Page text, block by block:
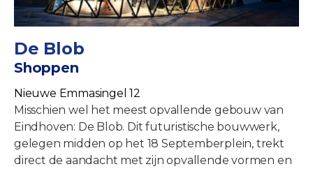
De Blob
Shoppen
Nieuwe Emmasingel 12
Misschien wel het meest opvallende gebouw van
Eindhoven: De Blob. Dit futuristische bouwwerk,
gelegen midden op het 18 Septemberplein, trekt
direct de aandacht met zijn opvallende vormen en